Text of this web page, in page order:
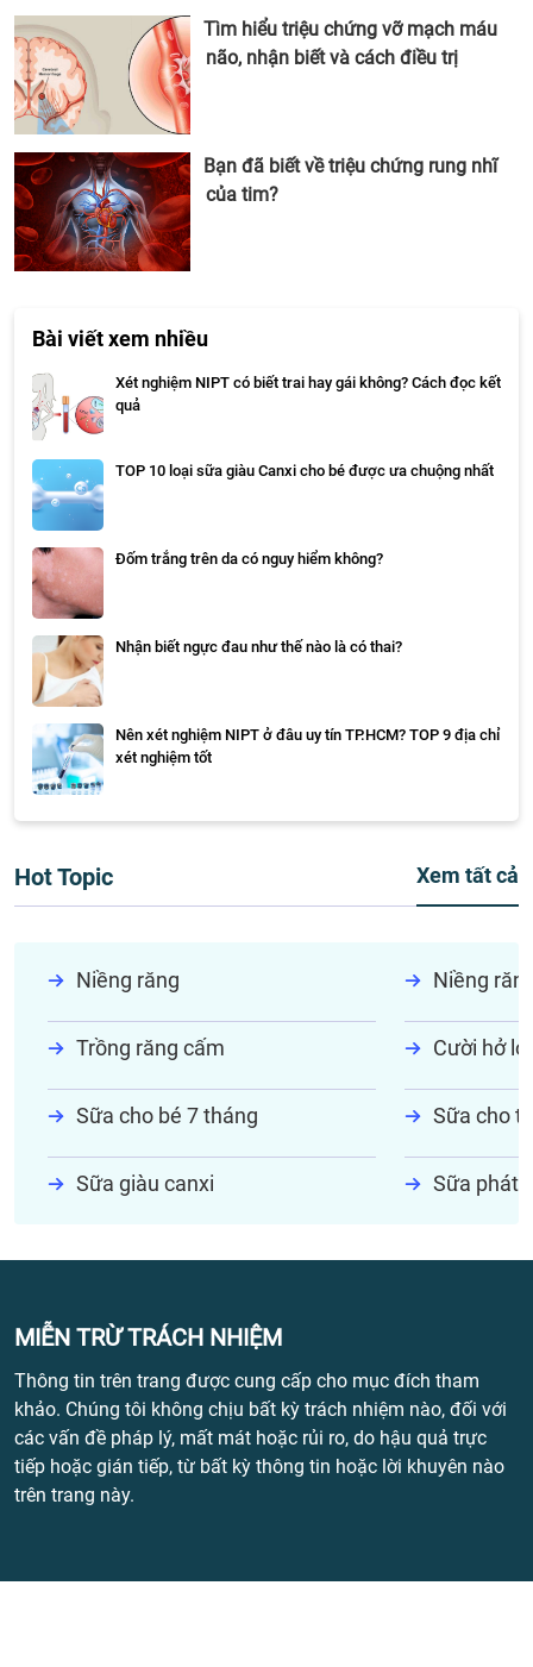
Tìm hiểu triệu chứng vỡ mạch máu
não, nhận biết và cách điều trị
Bạn đã biết về triệu chứng rung nhĩ
của tim?
Bài viết xem nhiều
Xét nghiệm NIPT có biết trai hay gái không? Cách đọc kết
quả
TOP 10 loại sữa giàu Canxi cho bé được ưa chuộng nhất
Đốm trắng trên da có nguy hiểm không?
Nhận biết ngực đau như thế nào là có thai?
Nên xét nghiệm NIPT ở đâu uy tín TP.HCM? TOP 9 địa chỉ
xét nghiệm tốt
Hot Topic Xem tất cả
Niềng răng Niềng
Trồng răng cấm Cười hở lợi
Sữa cho bé 7 tháng Sữa cho
Sữa giàu canxi Sữa phát
MIỄN TRỪ TRÁCH NHIỆM
Thông tin trên trang được cung cấp cho mục đích tham
khảo. Chúng tôi không chịu bất kỳ trách nhiệm nào, đối với
các vấn đề pháp lý, mất mát hoặc rủi ro, do hậu quả trực
tiếp hoặc gián tiếp, từ bất kỳ thông tin hoặc lời khuyên nào
trên trang này.